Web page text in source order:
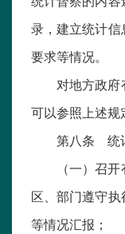
录，建立统计
要求等情况。
对地方政府
可以参照上述规
第八条 统
（一）召
区、部门遵守
等情况汇报；